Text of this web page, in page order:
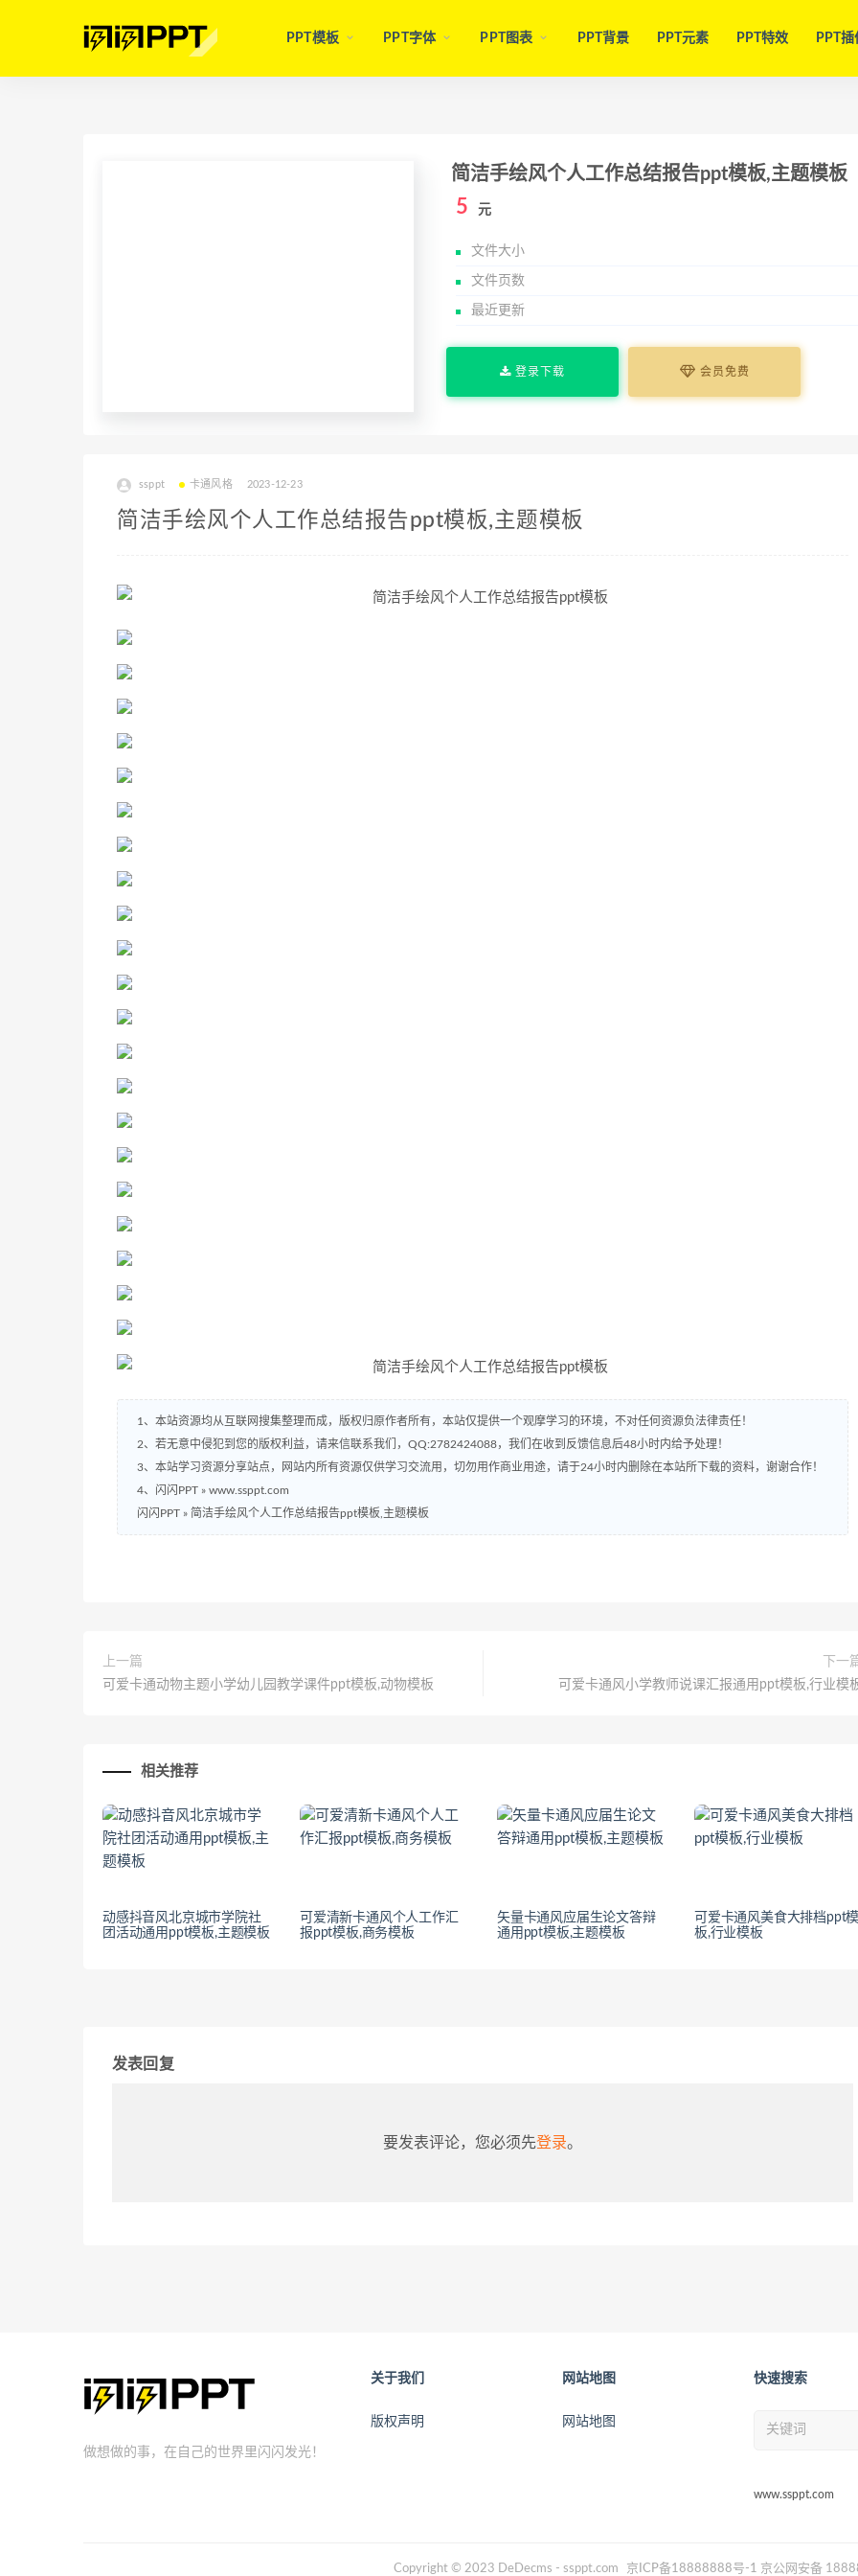
PPT模板 PPT字体 PPT图表 PPT背景 PPT元素 PPT特效 PPT插
简洁手绘风个人工作总结报告ppt模板,主题模板
5 元
文件大小
文件页数
最近更新
登录下载 会员免费
ssppt 卡通风格 2023-12-23
简洁手绘风个人工作总结报告ppt模板,主题模板
1、本站资源均从互联网搜集整理而成，版权归原作者所有，本站仅提供一个观摩学习的环境，不对任何资源负法律责任！
2、若无意中侵犯到您的版权利益，请来信联系我们，QQ:2782424088，我们在收到反馈信息后48小时内给予处理！
3、本站学习资源分享站点，网站内所有资源仅供学习交流用，切勿用作商业用途，请于24小时内删除在本站所下载的资料，谢谢合作！
4、闪闪PPT » www.ssppt.com
闪闪PPT » 简洁手绘风个人工作总结报告ppt模板,主题模板
上一篇
可爱卡通动物主题小学幼儿园教学课件ppt模板,动物模板
下一
可爱卡通风小学教师说课汇报通用ppt模板,行业模
相关推荐
动感抖音风北京城市学院社
团活动通用ppt模板,主题模板
可爱清新卡通风个人工作汇
报ppt模板,商务模板
矢量卡通风应届生论文答辩
通用ppt模板,主题模板
可爱卡通风美食大排档ppt
板,行业模板
发表回复
要发表评论，您必须先登录。
做想做的事，在自己的世界里闪闪发光！
关于我们
版权声明
网站地图
网站地图
快速搜索
www.ssppt.com
Copyright © 2023 DeDecms - ssppt.com 京ICP备18888888号-1 京公网安备